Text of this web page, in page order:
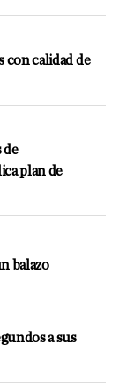
con calidad de
de
plan de
balazo
a sus